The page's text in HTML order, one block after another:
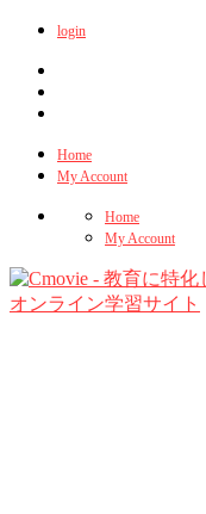
login
Home
My Account
Home
My Account